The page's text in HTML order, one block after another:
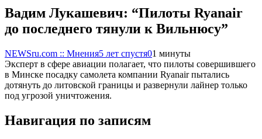
Вадим Лукашевич: “Пилоты Ryanair
до последнего тянули к Вильнюсу”
NEWSru.com :: Мнения5 лет спустя01 минуты
Эксперт в сфере авиации полагает, что пилоты совершившего
в Минске посадку самолета компании Ryanair пытались
дотянуть до литовской границы и развернули лайнер только
под угрозой уничтожения.
Навигация по записям